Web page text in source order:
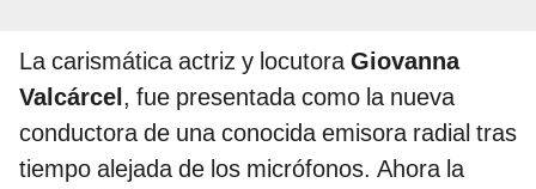
La carismática actriz y locutoraGiovanna
Valcárcel, fue presentada como la nueva
conductora de una conocida emisora radial tras
tiempo alejada de los micrófonos. Ahora la